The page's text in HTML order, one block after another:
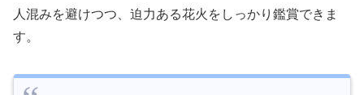
人混みを避けつつ、迫力ある花火をしっかり鑑賞できま
す。